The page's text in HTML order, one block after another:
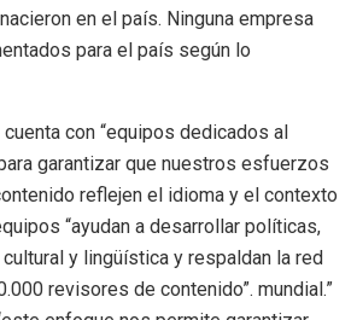
en el país. Ninguna empresa
para el país según lo
cuenta con “equipos dedicados al
garantizar que nuestros esfuerzos
reflejen el idioma y el contexto
“ayudan a desarrollar políticas,
y lingüística y respaldan la red
revisores de contenido”. mundial.”